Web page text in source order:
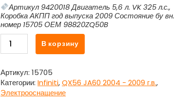
Артикул 9420018 Двигатель 5,6 л. VK 325 л.с.,
Коробка АКПП год выпуска 2009 Состояние бу вн.
номер 15705 ОЕМ 98820ZQ50B
Количество
товара
управления
подушками
безопасности
98820ZQ50B
В корзину
Артикул: 15705
Категории: Infiniti,QX56 JA60 2004 - 2009 г.в.,
Электрооснащение